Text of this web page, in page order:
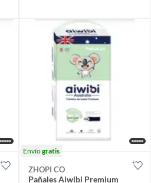
Envíogratis
ZHOPI CO
Pañales Aiwibi Premium